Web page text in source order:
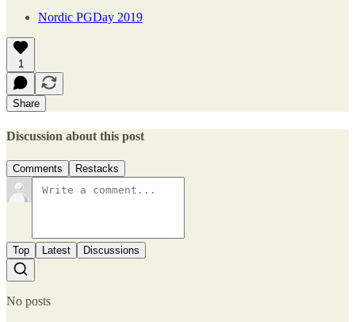
Nordic PGDay 2019
1
Share
Discussion about this post
Comments Restacks
Top Latest Discussions
No posts